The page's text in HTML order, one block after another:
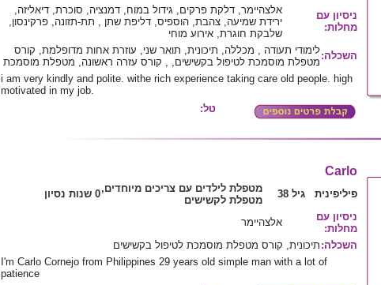
ניסיון עם
מחלות:
אלצהיימר, דלקת פרקים, גידול במוח, דמנציה, סוכרת, דיאליזה,
ירידת שמיעה, צהבת, הוספיס, דליפת שתן , תת-תזונה, פרקינסון,
שלבקת חוגרת, אירוע מוחי
השכלה:לימודי תעודה , מכללה, תיכונית, תואר שני, עוזרת אחות מדופלמת, קורס
מטפלת מוסמכת לטיפול בקשישים, , קורס עזרה ראשונה, מטפלת מוסמכת
i am very kindly and polite. withe rich experience taking care old people. high
motivated in my job.
טל:
Carlo
פיליפינית גיל 38
מטפלת לילדים עם צריכים מיוחדים,
מטפלת לקשישים
0 שנות נסיון
ניסיון עם
מחלות:
אלצהיימר
השכלה: תיכונית, קורס מטפלת מוסמכת לטיפול בקשישים
I'm Carlo Cornejo from Philippines 29 years old simple man with a lot of
patience